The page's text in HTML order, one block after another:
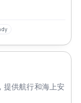
提供航行和海上安